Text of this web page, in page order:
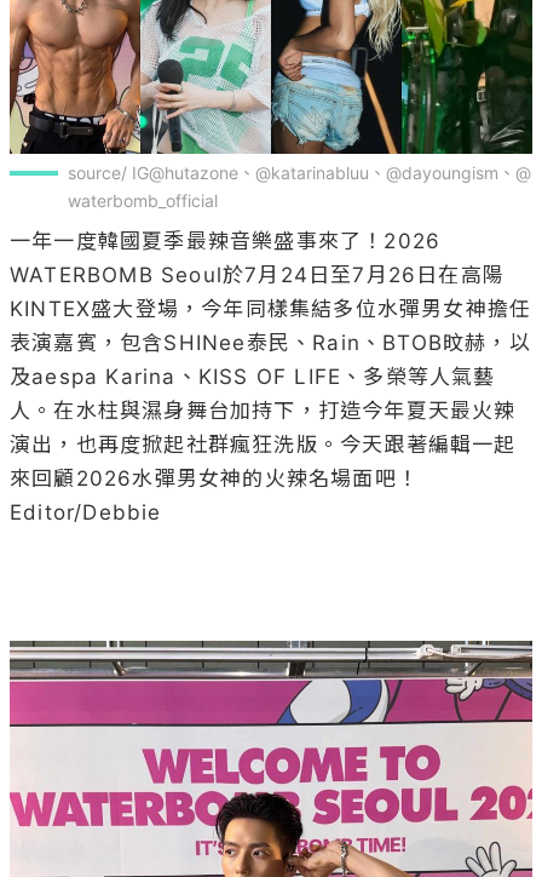
source/ IG@hutazone、@katarinabluu、@dayoungism、@
waterbomb_official
一年一度韓國夏季最辣音樂盛事來了！2026
WATERBOMB Seoul於7月24日至7月26日在高陽
KINTEX盛大登場，今年同樣集結多位水彈男女神擔任
表演嘉賓，包含SHINee泰民、Rain、BTOB旼赫，以
及aespa Karina、KISS OF LIFE、多榮等人氣藝
人。在水柱與濕身舞台加持下，打造今年夏天最火辣
演出，也再度掀起社群瘋狂洗版。今天跟著編輯一起
來回顧2026水彈男女神的火辣名場面吧！
Editor/Debbie